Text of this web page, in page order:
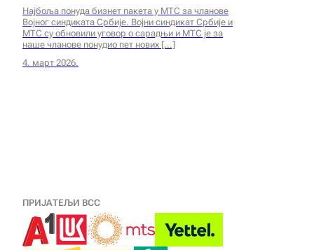
Најбоља понуда бизнет пакета у МТС за чланове
Војног синдиката Србије. Војни синдикат Србије и
МТС су обновили уговор о сарадњи и МТС је за
наше чланове понудио пет нових
4. март 2026.
ПРИЈАТЕЉИ ВСС